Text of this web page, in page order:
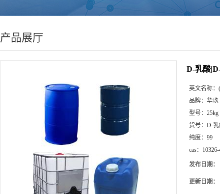
产品展厅
D-乳酸
英文名称：
品牌： 华玖
型号： 25kg
货号： D-乳
纯度： 99
cas：
发布日期：
更新日期：